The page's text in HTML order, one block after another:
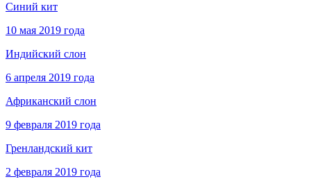
Синий кит
10 мая 2019 года
Индийский слон
6 апреля 2019 года
Африканский слон
9 февраля 2019 года
Гренландский кит
2 февраля 2019 года